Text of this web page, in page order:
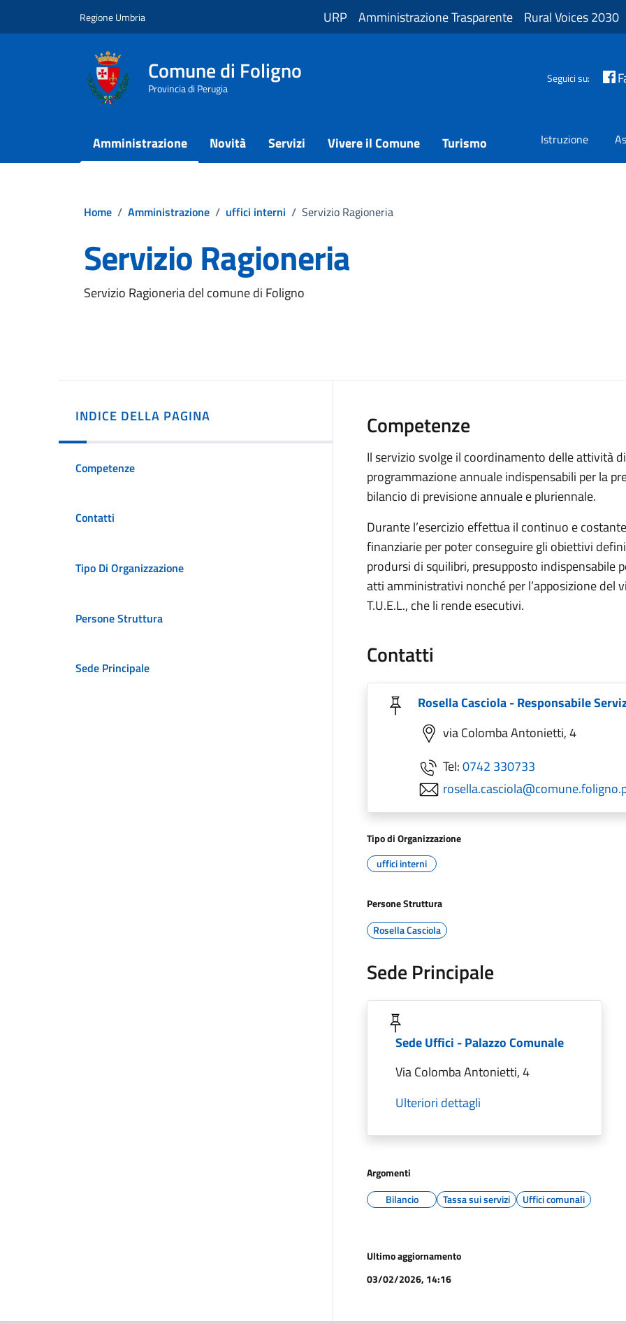
Regione Umbria URP Amministrazione Trasparente Rural Voices 2030
Comune di Foligno
Provincia di Perugia
Seguici su:
Amministrazione Novità Servizi Vivere il Comune Turismo Istruzione
Home / Amministrazione / uffici interni / Servizio Ragioneria
Servizio Ragioneria
Servizio Ragioneria del comune di Foligno
INDICE DELLA PAGINA
Competenze
Contatti
Tipo Di Organizzazione
Persone Struttura
Sede Principale
Competenze
Il servizio svolge il coordinamento delle attività
programmazione annuale indispensabili per la
bilancio di previsione annuale e pluriennale.
Durante l’esercizio effettua il continuo e
finanziarie per poter conseguire gli obiettivi
prodursi di squilibri, presupposto indispensabile
atti amministrativi nonché per l’apposizione del
T.U.E.L., che li rende esecutivi.
Contatti
Rosella Casciola - Responsabile
via Colomba Antonietti, 4
Tel:0742 330733
Tipo di Organizzazione
uffici interni
Persone Struttura
Rosella Casciola
Sede Principale
Sede Uffici - Palazzo Comunale
Via Colomba Antonietti, 4
Ulteriori dettagli
Argomenti
Bilancio
Tassa sui servizi Uffici comunali
Ultimo aggiornamento
03/02/2026, 14:16